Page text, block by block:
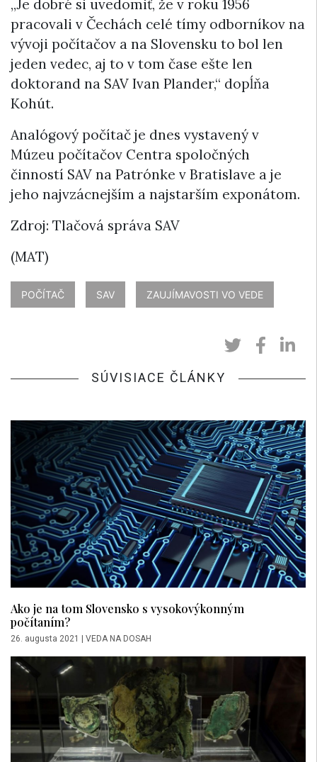
„Je dobré si uvedomiť, že v roku 1956
pracovali v Čechách celé tímy odborníkov na
vývoji počítačov a na Slovensku to bol len
jeden vedec, aj to v tom čase ešte len
doktorand na SAV Ivan Plander,“ dopĺňa
Kohút.
Analógový počítač je dnes vystavený v
Múzeu počítačov Centra spoločných
činností SAV na Patrónke v Bratislave a je
jeho najvzácnejším a najstarším exponátom.
Zdroj: Tlačová správa SAV
(MAT)
POČÍTAČ SAV ZAUJÍMAVOSTI VO VEDE
SÚVISIACE ČLÁNKY
Ako je na tom Slovensko s vysokovýkonným
počítaním?
26. augusta 2021 VEDA NA DOSAH